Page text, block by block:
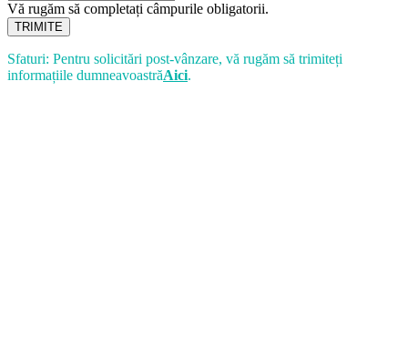
Vă rugăm să completați câmpurile obligatorii.
TRIMITE
Sfaturi: Pentru solicitări post-vânzare, vă rugăm să trimiteți
informațiile dumneavoastrăAici.